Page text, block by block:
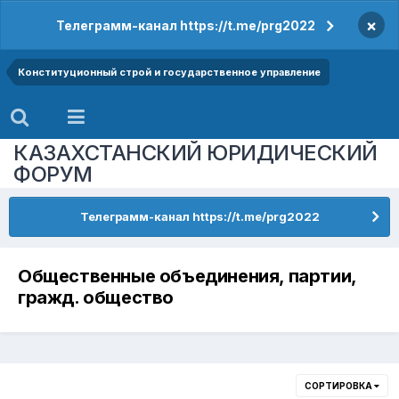
Телеграмм-канал https://t.me/prg2022 ×
Конституционный строй и государственное управление
КАЗАХСТАНСКИЙ ЮРИДИЧЕСКИЙ
ФОРУМ
Телеграмм-канал https://t.me/prg2022
Общественные объединения, партии,
гражд. общество
СОРТИРОВКА